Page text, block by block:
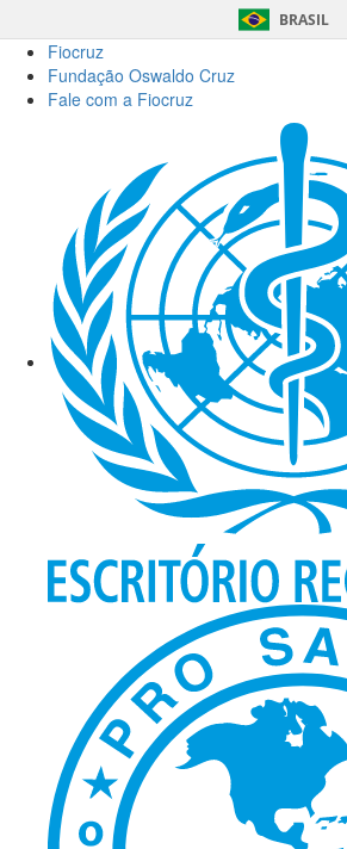
BRASIL
Fiocruz
Fundação Oswaldo Cruz
Fale com a Fiocruz